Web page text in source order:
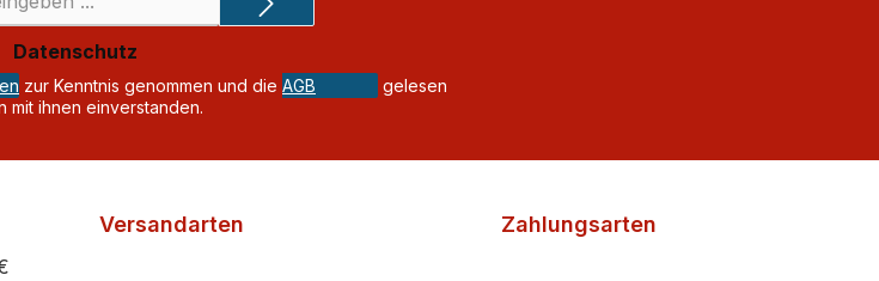
Mail-
Adresse
*
Datenschutz
zur Kenntnis genommen und die AGB
gelesen
mit ihnen einverstanden.
Versandarten Zahlungsarten